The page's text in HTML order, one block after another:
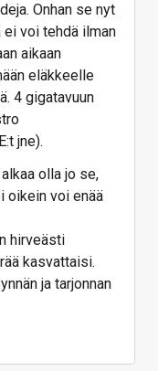
Onhan se nyt
voi tehdä ilman
aikaan
eläkkeelle
4 gigatavuun
jne).
olla jo se,
oikein voi enää
hirveästi
kasvattaisi.
ja tarjonnan